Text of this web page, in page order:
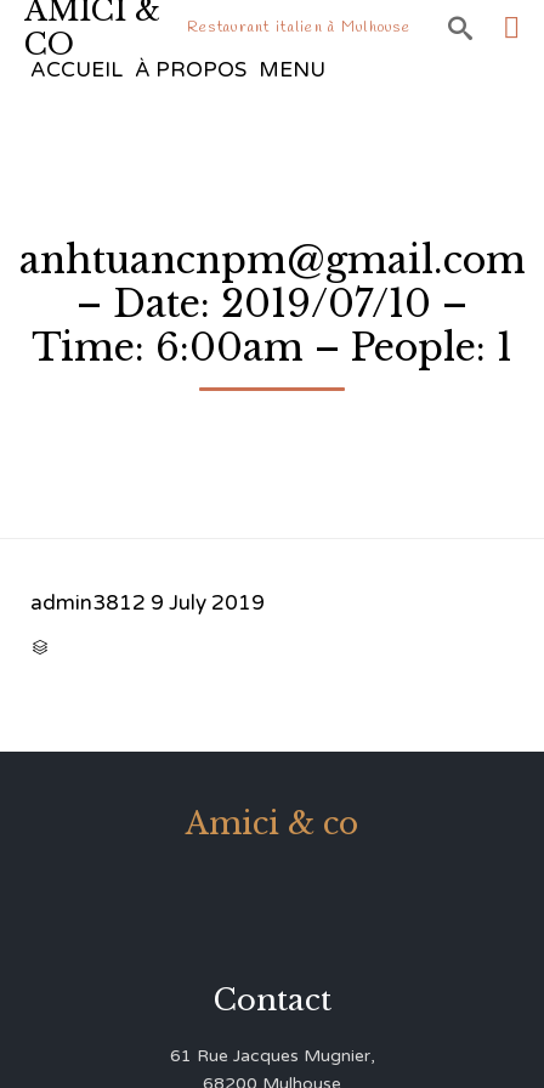
AMICI &
CO
Restaurant italien à Mulhouse 
ACCUEIL À PROPOS MENU
anhtuancnpm@gmail.com
– Date: 2019/07/10 –
Time: 6:00am – People: 1
admin3812 9 July 2019

Amici & co
Contact
61 Rue Jacques Mugnier,